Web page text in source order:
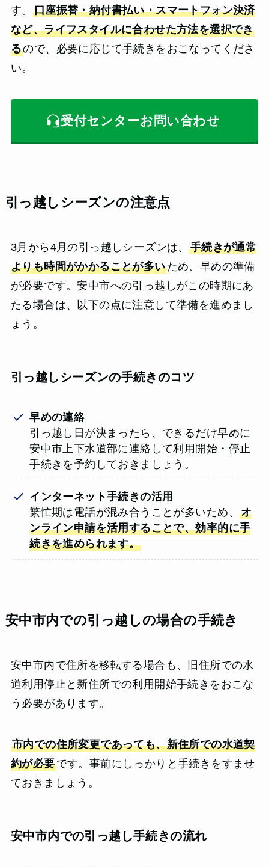
す。 口座振替・納付書払い・スマートフォン決済
など、ライフスタイルに合わせた方法を選択でき
るので、必要に応じて手続きをおこなってくださ
い。
受付センターお問い合わせ
引っ越しシーズンの注意点
3月から4月の引っ越しシーズンは、 手続きが通常
よりも時間がかかることが多いため、早めの準備
が必要です。安中市への引っ越しがこの時期にあ
たる場合は、以下の点に注意して準備を進めまし
ょう。
引っ越しシーズンの手続きのコツ
早めの連絡
引っ越し日が決まったら、できるだけ早めに
安中市上下水道部に連絡して利用開始・停止
手続きを予約しておきましょう。
インターネット手続きの活用
繁忙期は電話が混み合うことが多いため、 オ
ンライン申請を活用することで、効率的に手
続きを進められます。
安中市内での引っ越しの場合の手続き
安中市内で住所を移転する場合も、旧住所での水
道利用停止と新住所での利用開始手続きをおこな
う必要があります。
市内での住所変更であっても、新住所での水道契
約が必要です。事前にしっかりと手続きをすませ
ておきましょう。
安中市内での引っ越し手続きの流れ